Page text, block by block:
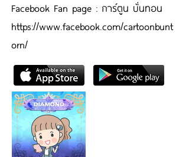
Facebook Fan page : การ์ตูน บั่นทอน
https://www.facebook.com/cartoonbunt
orn/